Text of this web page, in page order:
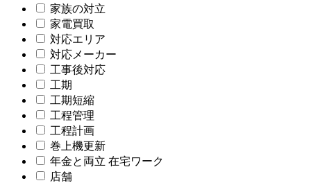
家族の対立
家電買取
対応エリア
対応メーカー
工事後対応
工期
工期短縮
工程管理
工程計画
巻上機更新
年金と両立 在宅ワーク
店舗